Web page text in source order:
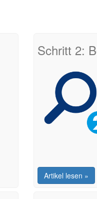
Schritt 2:
Artikel lesen »